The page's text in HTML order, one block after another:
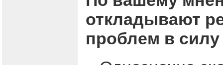
откладывают
проблем в